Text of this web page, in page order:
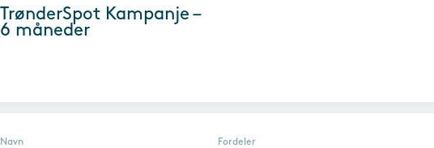
TrønderSpot Kampanje –
6 måneder
Navn Fordeler